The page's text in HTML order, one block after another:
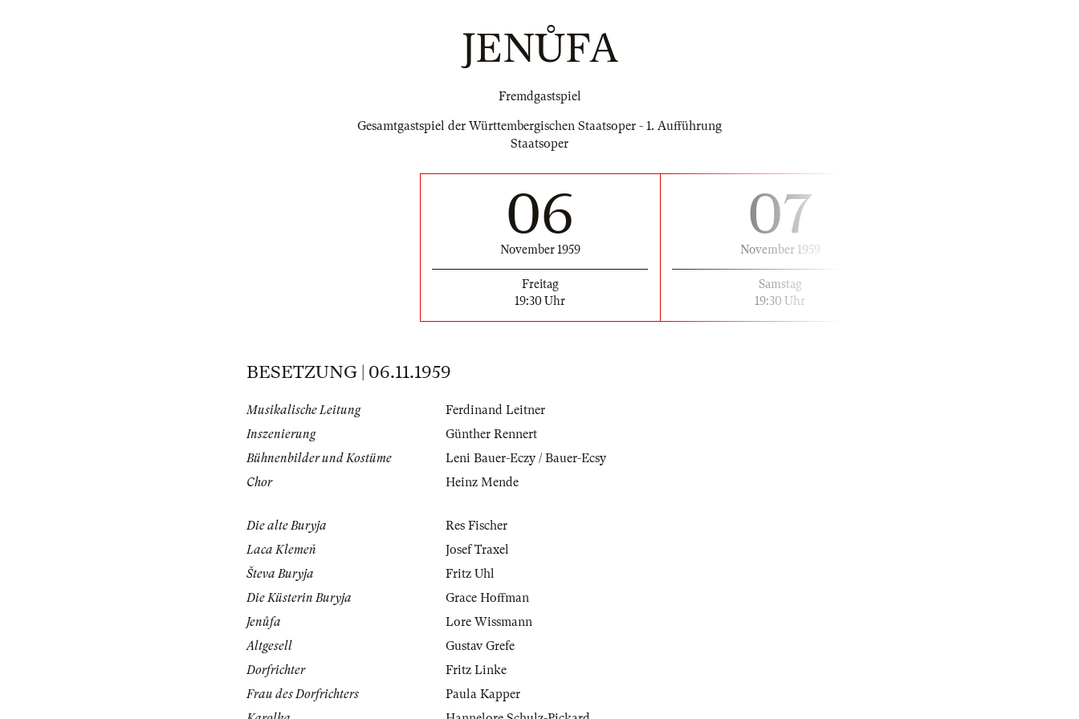
JENŮFA
Fremdgastspiel
Gesamtgastspiel der Württembergischen Staatsoper - 1. Aufführung
Staatsoper
06
November 1959
Freitag
19:30 Uhr
07
November 1959
Samstag
19:30 Uhr
BESETZUNG | 06.11.1959
Musikalische Leitung
Ferdinand Leitner
Inszenierung
Günther Rennert
Bühnenbilder und Kostüme
Leni Bauer-Eczy / Bauer-Ecsy
Chor
Heinz Mende
Die alte Buryja
Res Fischer
Laca Klemeň
Josef Traxel
Števa Buryja
Fritz Uhl
Die Küsterin Buryja
Grace Hoffman
Jenůfa
Lore Wissmann
Altgesell
Gustav Grefe
Dorfrichter
Fritz Linke
Frau des Dorfrichters
Paula Kapper